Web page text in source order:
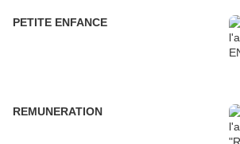
PETITE ENFANCE
REMUNERATION